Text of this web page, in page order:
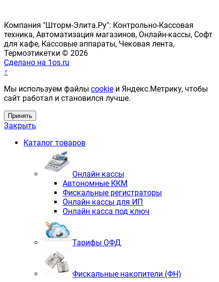
Компания "Шторм-Элита.Ру": Контрольно-Кассовая
техника, Автоматизация магазинов, Онлайн-кассы, Софт
для кафе, Кассовые аппараты, Чековая лента,
Термоэтикетки © 2026
Сделано на 1os.ru
↑
Мы используем файлы cookie и Яндекс.Метрику, чтобы
сайт работал и становился лучше.
Принять
Закрыть
Каталог товаров
Онлайн кассы
Автономные ККМ
Фискальные регистраторы
Онлайн кассы для ИП
Онлайн касса под ключ
Тарифы ОФД
Фискальные накопители (ФН)